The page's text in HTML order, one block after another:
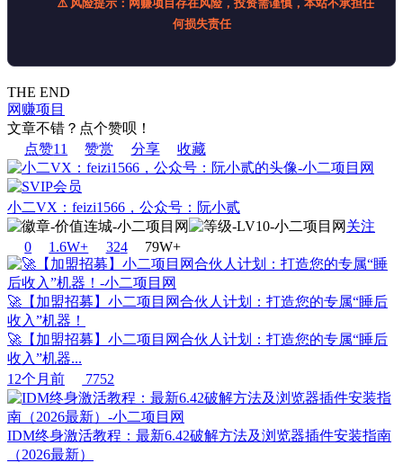
⚠️ 风险提示：网赚项目存在风险，投资需谨慎，本站不承担任
何损失责任
THE END
网赚项目
文章不错？点个赞呗！
点赞11 赞赏 分享 收藏
小二VX：feizi1566，公众号：阮小贰
关注
0
1.6W+ 324 79W+
🚀【加盟招募】小二项目网合伙人计划：打造您的专属“睡后
收入”机器！
🚀【加盟招募】小二项目网合伙人计划：打造您的专属“睡后
收入”机器...
12个月前
7752
IDM终身激活教程：最新6.42破解方法及浏览器插件安装指南
（2026最新）